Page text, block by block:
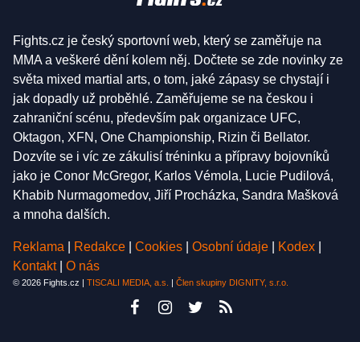
Fights.cz je český sportovní web, který se zaměřuje na
MMA a veškeré dění kolem něj. Dočtete se zde novinky ze
světa mixed martial arts, o tom, jaké zápasy se chystají i
jak dopadly už proběhlé. Zaměřujeme se na českou i
zahraniční scénu, především pak organizace UFC,
Oktagon, XFN, One Championship, Rizin či Bellator.
Dozvíte se i víc ze zákulisí tréninku a přípravy bojovníků
jako je Conor McGregor, Karlos Vémola, Lucie Pudilová,
Khabib Nurmagomedov, Jiří Procházka, Sandra Mašková
a mnoha dalších.
Reklama Redakce Cookies Osobní údaje Kodex
Kontakt
O nás
© 2026 Fights.cz | TISCALI MEDIA, a.s. Člen skupiny DIGNITY, s.r.o.